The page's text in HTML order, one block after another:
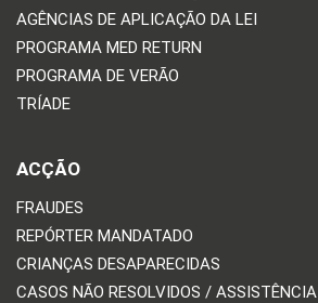
AGÊNCIAS DE APLICAÇÃO DA LEI
PROGRAMA MED RETURN
PROGRAMA DE VERÃO
TRÍADE
ACÇÃO
FRAUDES
REPÓRTER MANDATADO
CRIANÇAS DESAPARECIDAS
CASOS NÃO RESOLVIDOS /